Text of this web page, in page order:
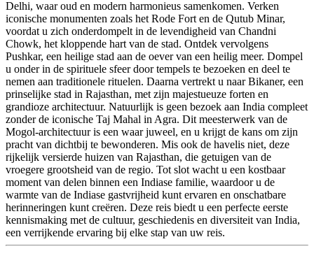
Delhi, waar oud en modern harmonieus samenkomen. Verken
iconische monumenten zoals het Rode Fort en de Qutub Minar,
voordat u zich onderdompelt in de levendigheid van Chandni
Chowk, het kloppende hart van de stad. Ontdek vervolgens
Pushkar, een heilige stad aan de oever van een heilig meer. Dompel
u onder in de spirituele sfeer door tempels te bezoeken en deel te
nemen aan traditionele rituelen. Daarna vertrekt u naar Bikaner, een
prinselijke stad in Rajasthan, met zijn majestueuze forten en
grandioze architectuur. Natuurlijk is geen bezoek aan India compleet
zonder de iconische Taj Mahal in Agra. Dit meesterwerk van de
Mogol-architectuur is een waar juweel, en u krijgt de kans om zijn
pracht van dichtbij te bewonderen. Mis ook de havelis niet, deze
rijkelijk versierde huizen van Rajasthan, die getuigen van de
vroegere grootsheid van de regio. Tot slot wacht u een kostbaar
moment van delen binnen een Indiase familie, waardoor u de
warmte van de Indiase gastvrijheid kunt ervaren en onschatbare
herinneringen kunt creëren. Deze reis biedt u een perfecte eerste
kennismaking met de cultuur, geschiedenis en diversiteit van India,
een verrijkende ervaring bij elke stap van uw reis.